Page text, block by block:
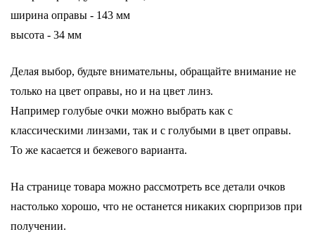
ширина оправы - 143 мм
высота - 34 мм
Делая выбор, будьте внимательны, обращайте внимание не
только на цвет оправы, но и на цвет линз.
Например голубые очки можно выбрать как с
классическими линзами, так и с голубыми в цвет оправы.
То же касается и бежевого варианта.
На странице товара можно рассмотреть все детали очков
настолько хорошо, что не останется никаких сюрпризов при
получении.